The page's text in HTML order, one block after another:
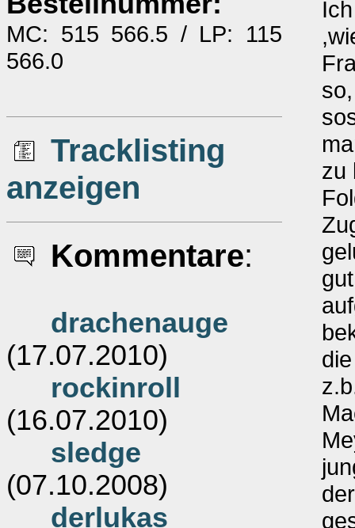
MC: 515 566.5 / LP: 115
566.0
Tracklisting
anzeigen
Kommentare:
drachenauge
(17.07.2010)
rockinroll
(16.07.2010)
sledge
(07.10.2008)
derlukas
zu